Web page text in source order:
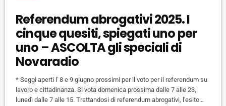
Referendum abrogativi 2025. I
cinque quesiti, spiegati uno per
uno – ASCOLTA gli speciali di
Novaradio
* Seggi aperti l' 8 e 9 giugno prossimi per il voto per il referendum su
lavoro e cittadinanza. Si vota domenica prossima dalle 7 alle 23,
lunedì dalle 7 alle 15. Trattandosi di referendum abrogativi, l'esito